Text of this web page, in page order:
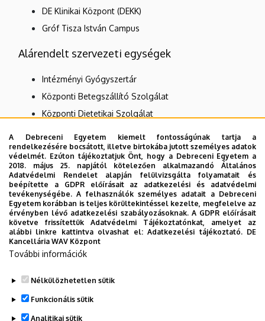
DE Klinikai Központ (DEKK)
Gróf Tisza István Campus
Alárendelt szervezeti egységek
Intézményi Gyógyszertár
Központi Betegszállító Szolgálat
Központi Dietetikai Szolgálat
Központi Műtős Szakasszisztensi és Műtőssegédi
Szolgálat
Központi Sterilizáló GTIC
Nincs találat.
Dolgozói adatmódosítás igénylése a DE
telefonkönyvében
A Debreceni Egyetem kiemelt fontosságúnak tartja a
rendelkezésére bocsátott, illetve birtokába jutott személyes adatok
védelmét. Ezúton tájékoztatjuk Önt, hogy a Debreceni Egyetem a
2018. május 25. napjától kötelezően alkalmazandó Általános
Adatvédelmi Rendelet alapján felülvizsgálta folyamatait és
beépítette a GDPR előírásait az adatkezelési és adatvédelmi
tevékenységébe. A felhasználók személyes adatait a Debreceni
Egyetem korábban is teljes körültekintéssel kezelte, megfelelve az
érvényben lévő adatkezelési szabályozásoknak. A GDPR előírásait
követve frissítettük Adatvédelmi Tájékoztatónkat, amelyet az
alábbi linkre kattintva olvashat el:Adatkezelési tájékoztató. DE
Kancellária WAV Központ
További információk
Nélkülözhetetlen sütik
Funkcionális sütik
Analitikai sütik